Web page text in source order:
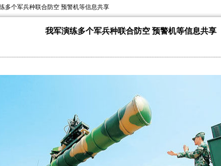
多个军兵种联合防空 预警机等信息共享
我军演练多个军兵种联合防空 预警机等信息共享